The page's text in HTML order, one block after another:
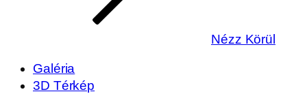
Nézz Körül
Galéria
3D Térkép